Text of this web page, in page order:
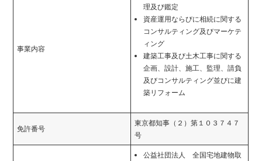
事業内容
理及び鑑定
資産運用ならびに相続に関する
コンサルティング及びマーケテ
ィング
建築工事及び土木工事に関する
企画、設計、施工、監理、請負
及びコンサルティング並びに建
築リフォーム
免許番号
東京都知事（２）第１０３７４７
号
公益社団法人 全国宅地建物取